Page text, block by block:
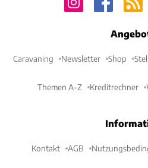
Caravaning Newsletter Shop
Themen A-Z Kreditrechner
Kontakt AGB